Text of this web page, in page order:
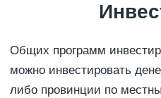
Общих программ
можно инвестировать
либо провинции по